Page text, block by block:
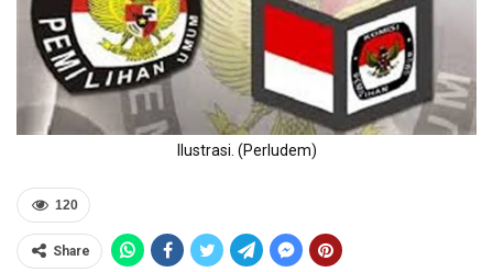
Ilustrasi. (Perludem)
120
Share